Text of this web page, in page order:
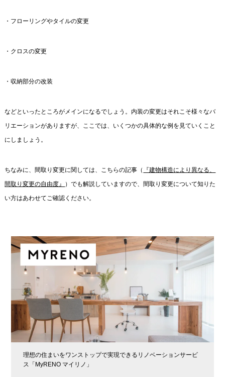
・フローリングやタイルの変更
・クロスの変更
・収納部分の改装
などといったところがメインになるでしょう。内装の変更はそれこそ様々なバ
リエーションがありますが、ここでは、いくつかの具体的な例を見ていくこと
にしましょう。
ちなみに、間取り変更に関しては、こちらの記事（
『建物構造により異なる、
間取り変更の自由度』
）でも解説していますので、間取り変更について知りた
い方はあわせてご確認ください。
理想の住まいをワンストップで実現できるリノベーションサービ
ス「MyRENO マイリノ」